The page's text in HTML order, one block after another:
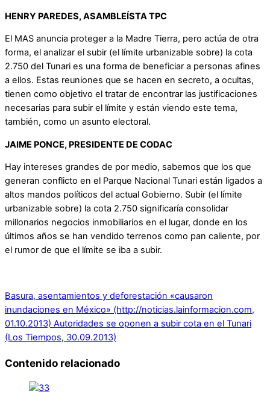
HENRY PAREDES, ASAMBLEÍSTA TPC
El MAS anuncia proteger a la Madre Tierra, pero actúa de otra
forma, el analizar el subir (el límite urbanizable sobre) la cota
2.750 del Tunari es una forma de beneficiar a personas afines
a ellos. Estas reuniones que se hacen en secreto, a ocultas,
tienen como objetivo el tratar de encontrar las justificaciones
necesarias para subir el límite y están viendo este tema,
también, como un asunto electoral.
JAIME PONCE, PRESIDENTE DE CODAC
Hay intereses grandes de por medio, sabemos que los que
generan conflicto en el Parque Nacional Tunari están ligados a
altos mandos políticos del actual Gobierno. Subir (el límite
urbanizable sobre) la cota 2.750 significaría consolidar
millonarios negocios inmobiliarios en el lugar, donde en los
últimos años se han vendido terrenos como pan caliente, por
el rumor de que el límite se iba a subir.
Basura, asentamientos y deforestación «causaron
inundaciones en México» (http://noticias.lainformacion.com,
01.10.2013) Autoridades se oponen a subir cota en el Tunari
(Los Tiempos, 30.09.2013)
Contenido relacionado